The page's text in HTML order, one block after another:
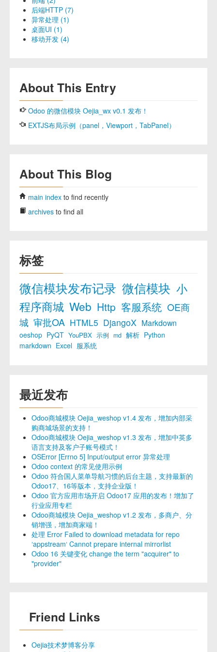
后端HTTP (7)
异常处理 (1)
桌面UI (1)
移动开发 (4)
About This Entry
Odoo 的微信模块 Oejia_wx v0.1 发布！
EXTJS布局示例（panel，Viewport，TabPanel）
About This Blog
main index to find recently
archives to find all
标签
微信模块发布记录 微信模块 小
程序商城 Web Http 客服系统 OE商
城 审批OA HTML5 DjangoX Markdown
oeshop PyQT YouPBX 示例 md 解析 Python
markdown Excel 服系统
最近发布
Odoo商城模块 Oejia_weshop v1.4 发布，增加内部采
购商城场景的支持！
Odoo商城模块 Oejia_weshop v1.3 发布，增加中英多
语言支持及客户子账号模式！
OSError [Errno 5] Input/output error 异常处理
Odoo context 的常见使用示例
Odoo 符合国人菜单导航习惯的后台主题，支持最新的
Odoo17、16等版本，支持企业版！
Odoo 官方应用市场开启 Odoo17 应用的发布！增加了
行业应用专栏
Odoo商城模块 Oejia_weshop v1.2 发布，多商户、分
销增强，增加商家端！
处理 Error Failed to download metadata for repo
‘appstream‘ Cannot prepare internal mirrorlist
Odoo 16 关键变化 change the term "acquirer" to
"provider"
Friend Links
Oejia技术梦博客分享